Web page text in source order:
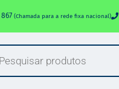
867 (Chamada para a rede fixa nacional)